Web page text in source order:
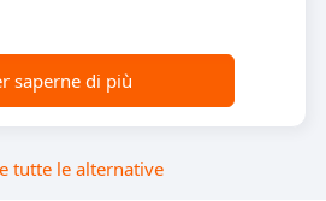
saperne di più
tutte le alternative